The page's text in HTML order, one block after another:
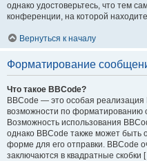
однако удостоверьтесь, что тем
конференции, на которой
Вернуться к началу
Форматирование
Что такое BBCode?
BBCode — это особая
возможности по форматированию
Возможность использования
однако BBCode также может быть
форме для его отправки. BBCode
заключаются в квадратные скобки